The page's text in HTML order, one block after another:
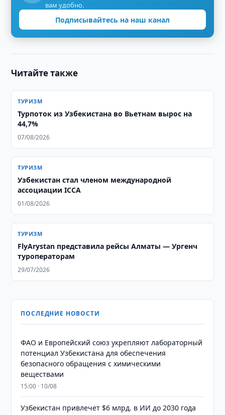
вам удобно.
Подписывайтесь на наш канал
Читайте также
ТУРИЗМ
Турпоток из Узбекистана во Вьетнам вырос на
44,7%
07/08/2026
ТУРИЗМ
Узбекистан стал членом международной
ассоциации ICCA
01/08/2026
ТУРИЗМ
FlyArystan представила рейсы Алматы — Ургенч
туроператорам
29/07/2026
ПОСЛЕДНИЕ НОВОСТИ
ФАО и Европейский союз укрепляют лабораторный
потенциал Узбекистана для обеспечения
безопасного обращения с химическими
веществами
15:00 · 10/08
Узбекистан привлечет $6 млрд. в ИИ до 2030 года